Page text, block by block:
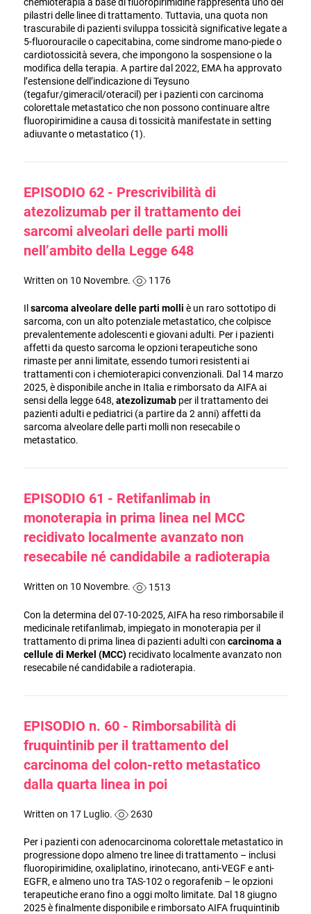
pilastri delle linee di trattamento. Tuttavia, una quota non
trascurabile di pazienti sviluppa tossicità significative legate a
5-fluorouracile o capecitabina, come sindrome mano-piede o
cardiotossicità severa, che impongono la sospensione o la
modifica della terapia. A partire dal 2022, EMA ha approvato
l’estensione dell’indicazione di Teysuno
(tegafur/gimeracil/oteracil) per i pazienti con carcinoma
colorettale metastatico che non possono continuare altre
fluoropirimidine a causa di tossicità manifestate in setting
adiuvante o metastatico (1).
EPISODIO 62 - Prescrivibilità di
atezolizumab per il trattamento dei
sarcomi alveolari delle parti molli
nell’ambito della Legge 648
Written on 10 Novembre. 1176
Il sarcoma alveolare delle parti molli è un raro sottotipo di
sarcoma, con un alto potenziale metastatico, che colpisce
prevalentemente adolescenti e giovani adulti. Per i pazienti
affetti da questo sarcoma le opzioni terapeutiche sono
rimaste per anni limitate, essendo tumori resistenti ai
trattamenti con i chemioterapici convenzionali. Dal 14 marzo
2025, è disponibile anche in Italia e rimborsato da AIFA ai
sensi della legge 648,atezolizumab per il trattamento dei
pazienti adulti e pediatrici (a partire da 2 anni) affetti da
sarcoma alveolare delle parti molli non resecabile o
metastatico.
EPISODIO 61 - Retifanlimab in
monoterapia in prima linea nel MCC
recidivato localmente avanzato non
resecabile né candidabile a radioterapia
Written on 10 Novembre. 1513
Con la determina del 07-10-2025, AIFA ha reso rimborsabile il
medicinale retifanlimab, impiegato in monoterapia per il
trattamento di prima linea di pazienti adulti con carcinoma a
cellule di Merkel (MCC) recidivato localmente avanzato non
resecabile né candidabile a radioterapia.
EPISODIO n. 60 - Rimborsabilità di
fruquintinib per il trattamento del
carcinoma del colon-retto metastatico
dalla quarta linea in poi
Written on 17 Luglio. 2630
Per i pazienti con adenocarcinoma colorettale metastatico in
progressione dopo almeno tre linee di trattamento – inclusi
fluoropirimidine, oxaliplatino, irinotecano, anti-VEGF e anti-
EGFR, e almeno uno tra TAS-102 o regorafenib – le opzioni
terapeutiche erano fino a oggi molto limitate. Dal 18 giugno
2025 è finalmente disponibile e rimborsato AIFA fruquintinib